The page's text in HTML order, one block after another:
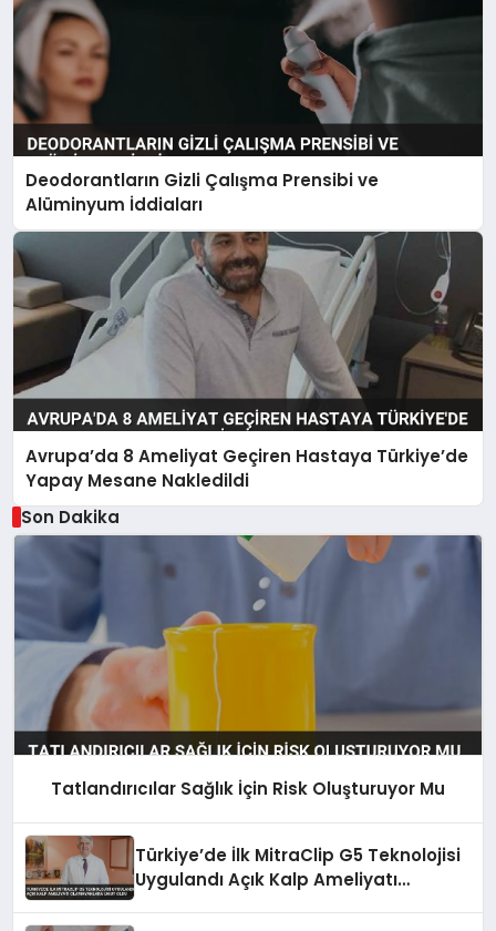
Deodorantların Gizli Çalışma Prensibi ve
Alüminyum İddiaları
Avrupa’da 8 Ameliyat Geçiren Hastaya Türkiye’de
Yapay Mesane Nakledildi
Son Dakika
Tatlandırıcılar Sağlık İçin Risk Oluşturuyor Mu
Türkiye’de İlk MitraClip G5 Teknolojisi
Uygulandı Açık Kalp Ameliyatı